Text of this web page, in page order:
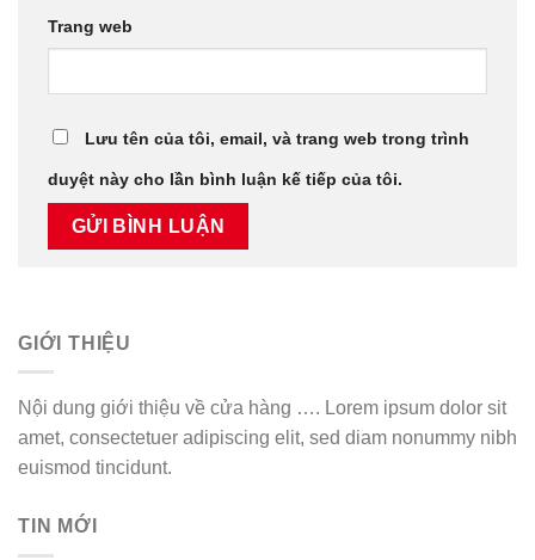
Trang web
Lưu tên của tôi, email, và trang web trong trình
duyệt này cho lần bình luận kế tiếp của tôi.
GIỚI THIỆU
Nội dung giới thiệu về cửa hàng …. Lorem ipsum dolor sit
amet, consectetuer adipiscing elit, sed diam nonummy nibh
euismod tincidunt.
TIN MỚI